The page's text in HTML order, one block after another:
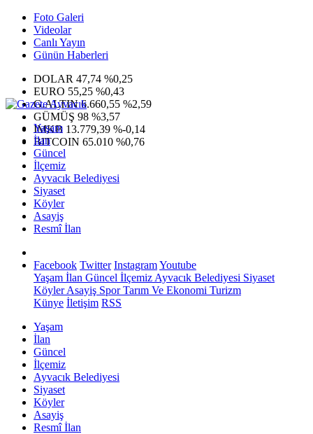
Foto Galeri
Videolar
Canlı Yayın
Günün Haberleri
DOLAR 47,74 %0,25
EURO 55,25 %0,43
G.ALTIN6.660,55 %2,59
GÜMÜŞ 98 %3,57
IMKB 13.779,39 %-0,14
BITCOIN 65.010 %0,76
Yaşam
İlan
Güncel
İlçemiz
Ayvacık Belediyesi
Siyaset
Köyler
Asayiş
Resmî İlan
Facebook Twitter InstagramYoutube
Yaşam İlan Güncel İlçemiz Ayvacık Belediyesi Siyaset
KöylerAsayiş SporTarım Ve Ekonomi Turizm
Künye İletişim RSS
Yaşam
İlan
Güncel
İlçemiz
Ayvacık Belediyesi
Siyaset
Köyler
Asayiş
Resmî İlan